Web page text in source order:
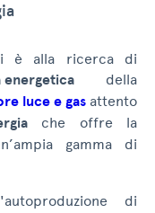
è alla ricerca di
energetica della
luce e gasattento
che offre la
gamma di
di